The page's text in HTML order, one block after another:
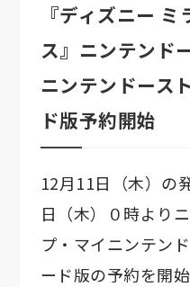
『ディズニー
ス』ニンテンド
ニンテンドース
ド版予約開始
12月11日（木）の
日（木）０時より
プ・マイニンテン
ード版の予約を開始